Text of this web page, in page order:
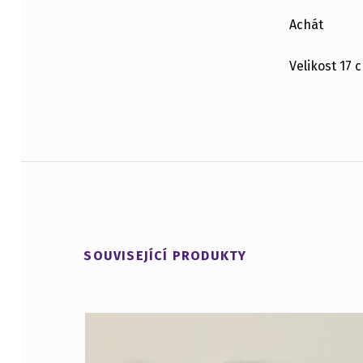
POPIS
Achát
Velikost 17
SOUVISEJÍCÍ PRODUKTY